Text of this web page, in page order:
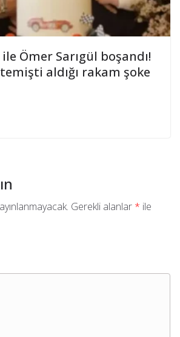
ile Ömer Sarıgül boşandı!
aldığı rakam şoke
Gerekli alanlar * ile